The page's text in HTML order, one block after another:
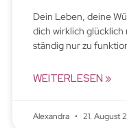
Dein Leben, deine
dich wirklich glücklich
ständig nur zu
WEITERLESEN »
Alexandra 21. August